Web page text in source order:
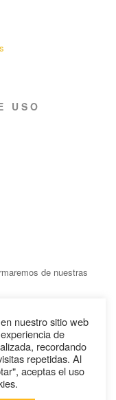
USO
de nuestras
nuestro sitio web
de
recordando
repetidas. Al
aceptas el uso